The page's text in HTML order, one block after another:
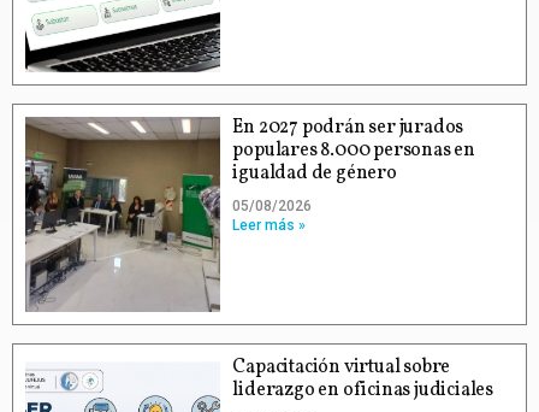
En 2027 podrán ser jurados
populares 8.000 personas en
igualdad de género
05/08/2026
Leer más »
Capacitación virtual sobre
liderazgo en oficinas judiciales